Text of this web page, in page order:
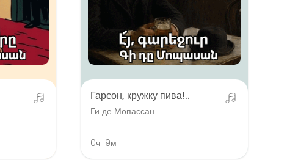
Гарсон, кружку пива!..
Ги де Мопассан
0ч 19м